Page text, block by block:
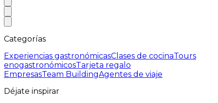
Categorías
Experiencias gastronómicasClases de cocinaTours
enogastronómicosTarjeta regalo
EmpresasTeam BuildingAgentes de viaje
Déjate inspirar